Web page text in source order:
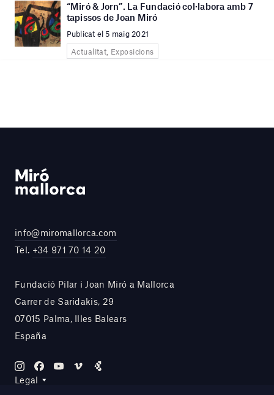
“Miró & Jorn”. La Fundació col·labora amb 7
tapissos de Joan Miró
Publicat el 5 maig 2021
Actualitat, Exposicions
info@miromallorca.com
Tel. +34 971 70 14 20
Fundació Pilar i Joan Miró a Mallorca
Carrer de Saridakis, 29
07015 Palma, Illes Balears
España
Legal